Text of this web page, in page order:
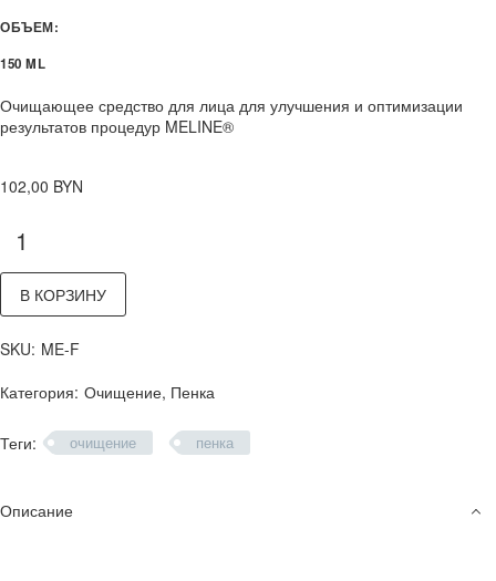
ОБЪЕМ:
150 ML
Очищающее средство для лица для улучшения и оптимизации
результатов процедур MELINE®
102,00 BYN
В КОРЗИНУ
SKU: ME-F
Категория: Очищение, Пенка
Теги: очищение пенка
Описание